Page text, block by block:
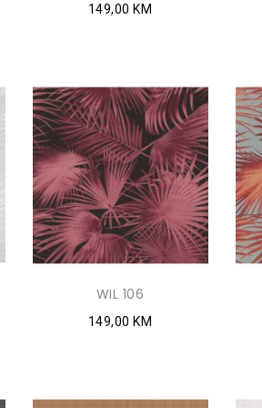
149,00 KM
WIL 106
149,00 KM